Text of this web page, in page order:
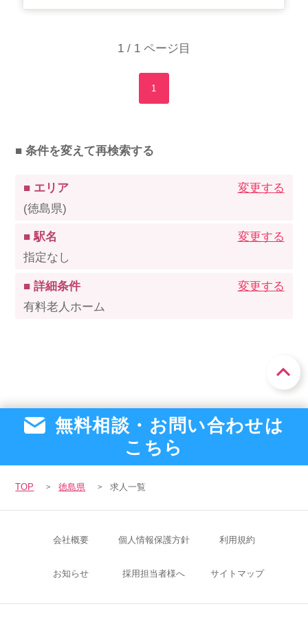
1 / 1 ページ目
1
■ 条件を変えて再検索する
■ エリア
(徳島県)
変更する
■ 駅名
指定なし
変更する
■ 詳細条件
有料老人ホーム
変更する
無料相談・お問い合わせは
こちら
TOP 徳島県 求人一覧
会社概要 個人情報保護方針 利用規約
お知らせ 採用担当者様へ サイトマップ